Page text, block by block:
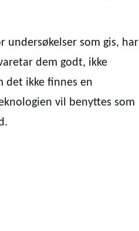
undersøkelser som gis, har
dem godt, ikke
det ikke finnes en
vil benyttes som